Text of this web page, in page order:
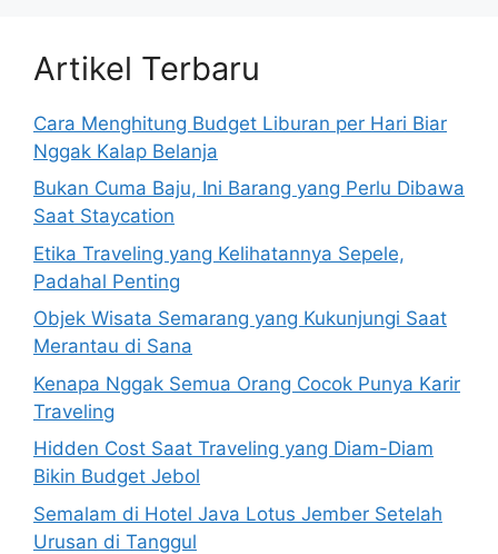
Artikel Terbaru
Cara Menghitung Budget Liburan per Hari Biar
Nggak Kalap Belanja
Bukan Cuma Baju, Ini Barang yang Perlu Dibawa
Saat Staycation
Etika Traveling yang Kelihatannya Sepele,
Padahal Penting
Objek Wisata Semarang yang Kukunjungi Saat
Merantau di Sana
Kenapa Nggak Semua Orang Cocok Punya Karir
Traveling
Hidden Cost Saat Traveling yang Diam-Diam
Bikin Budget Jebol
Semalam di Hotel Java Lotus Jember Setelah
Urusan di Tanggul